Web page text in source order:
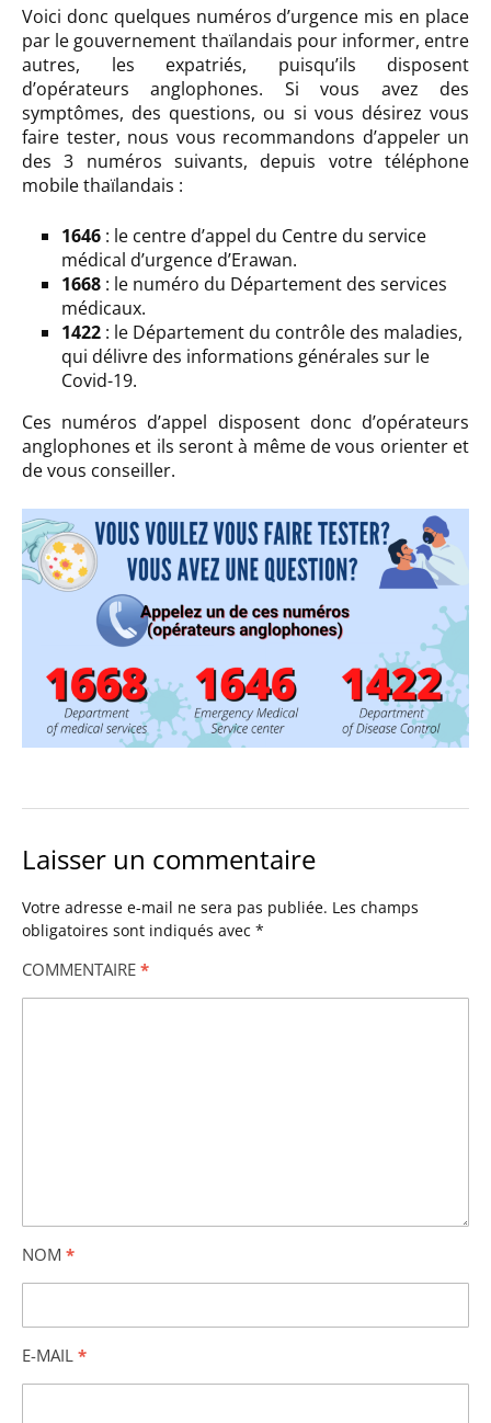
Voici donc quelques numéros d’urgence mis en place
par le gouvernement thaïlandais pour informer, entre
autres, les expatriés, puisqu’ils disposent
d’opérateurs anglophones. Si vous avez des
symptômes, des questions, ou si vous désirez vous
faire tester, nous vous recommandons d’appeler un
des 3 numéros suivants, depuis votre téléphone
mobile thaïlandais :
1646 : le centre d’appel du Centre du service
médical d’urgence d’Erawan.
1668 : le numéro du Département des services
médicaux.
1422 : le Département du contrôle des maladies,
qui délivre des informations générales sur le
Covid-19.
Ces numéros d’appel disposent donc d’opérateurs
anglophones et ils seront à même de vous orienter et
de vous conseiller.
Laisser un commentaire
Votre adresse e-mail ne sera pas publiée. Les champs
obligatoires sont indiqués avec *
COMMENTAIRE *
NOM *
E-MAIL *